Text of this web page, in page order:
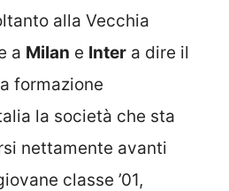
alla Vecchia
a Milan e Inter a dire il
formazione
la società che sta
nettamente avanti
classe ’01,